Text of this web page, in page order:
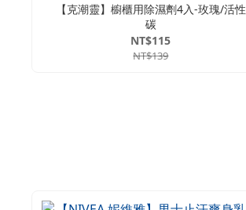
【克潮靈】櫥櫃用除濕劑4入-玫瑰/活性
碳
NT$115
NT$139